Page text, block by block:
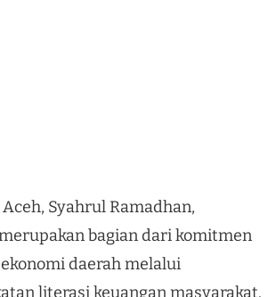
Syahrul Ramadhan,
bagian dari komitmen
daerah melalui
literasi keuangan masyarakat.